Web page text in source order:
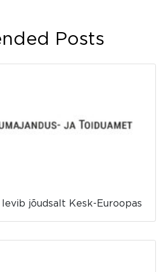
Posts
levib jõudsalt Kesk-Euroopas